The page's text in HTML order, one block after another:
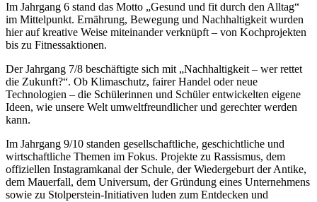
Im Jahrgang 6 stand das Motto „Gesund und fit durch den Alltag“
im Mittelpunkt. Ernährung, Bewegung und Nachhaltigkeit wurden
hier auf kreative Weise miteinander verknüpft – von Kochprojekten
bis zu Fitnessaktionen.
Der Jahrgang 7/8 beschäftigte sich mit „Nachhaltigkeit – wer rettet
die Zukunft?“. Ob Klimaschutz, fairer Handel oder neue
Technologien – die Schülerinnen und Schüler entwickelten eigene
Ideen, wie unsere Welt umweltfreundlicher und gerechter werden
kann.
Im Jahrgang 9/10 standen gesellschaftliche, geschichtliche und
wirtschaftliche Themen im Fokus. Projekte zu Rassismus, dem
offiziellen Instagramkanal der Schule, der Wiedergeburt der Antike,
dem Mauerfall, dem Universum, der Gründung eines Unternehmens
sowie zu Stolperstein-Initiativen luden zum Entdecken und